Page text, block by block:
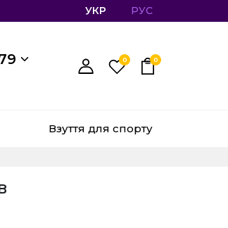
УКР РУС
0 0
Взуття для спорту